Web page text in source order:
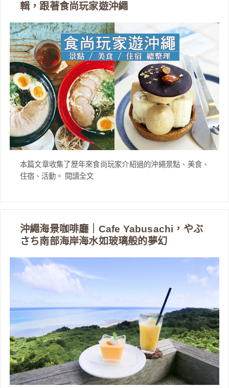
輯，跟著食尚玩家遊沖繩
本篇文章收集了歷年來食尚玩家介紹過的沖繩景點、美食、
住宿、活動。 閱讀全文
沖繩海景咖啡廳｜Cafe Yabusachi，やぶ
さち南部海岸海水如玻璃般的夢幻